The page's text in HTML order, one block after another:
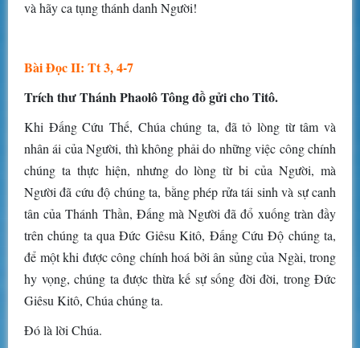
và hãy ca tụng thánh danh Người!
Bài Ðọc II: Tt 3, 4-7
Trích thư Thánh Phaolô Tông đồ gửi cho Titô.
Khi Ðấng Cứu Thế, Chúa chúng ta, đã tỏ lòng từ tâm và
nhân ái của Người, thì không phải do những việc công chính
chúng ta thực hiện, nhưng do lòng từ bi của Người, mà
Người đã cứu độ chúng ta, bằng phép rửa tái sinh và sự canh
tân của Thánh Thần, Ðấng mà Người đã đổ xuống tràn đầy
trên chúng ta qua Ðức Giêsu Kitô, Ðấng Cứu Ðộ chúng ta,
để một khi được công chính hoá bởi ân sủng của Ngài, trong
hy vọng, chúng ta được thừa kế sự sống đời đời, trong Ðức
Giêsu Kitô, Chúa chúng ta.
Ðó là lời Chúa.